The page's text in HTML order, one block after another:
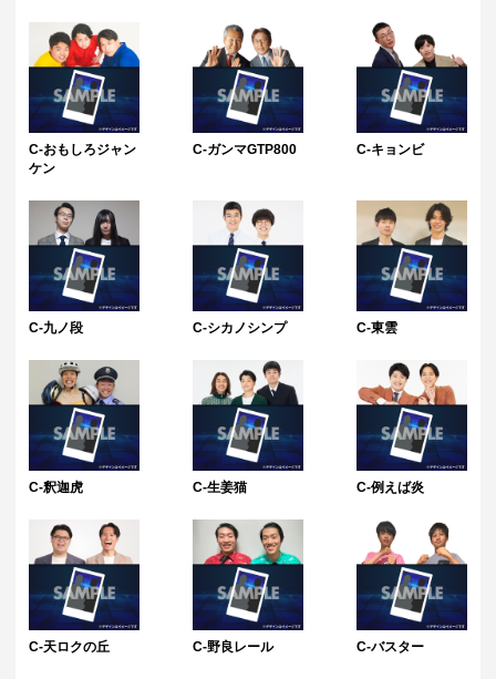
C-おもしろジャン
ケン
C-ガンマGTP800 C-キョンビ
C-九ノ段 C-シカノシンプ C-東雲
C-釈迦虎 C-生姜猫 C-例えば炎
C-天ロクの丘 C-野良レール C-バスター